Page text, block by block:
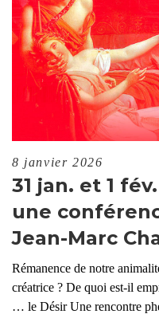
8 janvier 2026
31 jan. et 1
une
Jean-Marc
Rémanence de notre
créatrice ? De quoi est-il
… le Désir Une rencontre